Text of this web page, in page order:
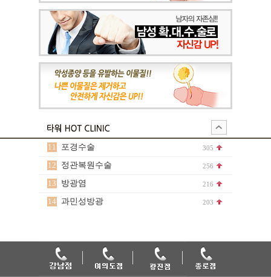
11 포경수술 305
12 정관복원수술 256
13 방광염 216
14 과민성방광 203